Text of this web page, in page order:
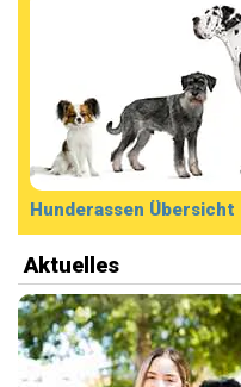
Hunderassen Übersicht
Aktuelles